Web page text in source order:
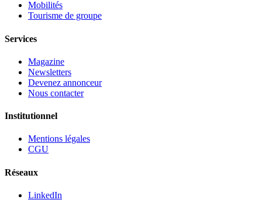
Mobilités
Tourisme de groupe
Services
Magazine
Newsletters
Devenez annonceur
Nous contacter
Institutionnel
Mentions légales
CGU
Réseaux
LinkedIn